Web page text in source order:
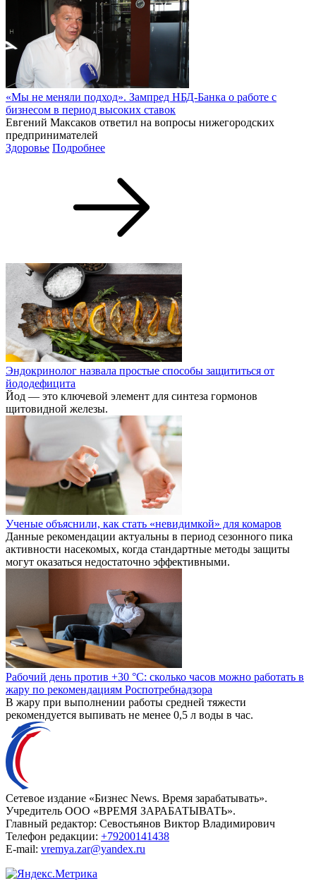
«Мы не меняли подход». Зампред НБД-Банка о работе с
бизнесом в период высоких ставок
Евгений Максаков ответил на вопросы нижегородских
предпринимателей
Здоровье Подробнее
Эндокринолог назвала простые способы защититься от
йододефицита
Йод — это ключевой элемент для синтеза гормонов
щитовидной железы.
Ученые объяснили, как стать «невидимкой» для комаров
Данные рекомендации актуальны в период сезонного пика
активности насекомых, когда стандартные методы защиты
могут оказаться недостаточно эффективными.
Рабочий день против +30 °C: сколько часов можно работать в
жару по рекомендациям Роспотребнадзора
В жару при выполнении работы средней тяжести
рекомендуется выпивать не менее 0,5 л воды в час.
Сетевое издание «Бизнес News. Время зарабатывать».
Учредитель ООО «ВРЕМЯ ЗАРАБАТЫВАТЬ».
Главный редактор: Севостьянов Виктор Владимирович
Телефон редакции: +79200141438
E-mail: vremya.zar@yandex.ru